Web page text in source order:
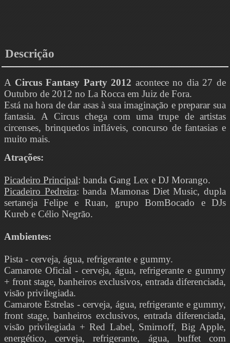
Descrição
A Circus Fantasy Party 2012 acontece no dia 27 de
Outubro de 2012 no La Rocca em Juiz de Fora.
Está na hora de dar asas à sua imaginação e preparar sua
fantasia. A Circus chega com uma trupe de artistas
circenses, brinquedos infláveis, concurso de fantasias e
muito mais.
Atrações:
Picadeiro Principal: banda Gang Lex e DJ Morango.
Picadeiro Pedreira: banda Mamonas Diet Music, dupla
sertaneja Felipe e Ruan, grupo BomBocado e DJs
Kureb e Célio Negrão.
Ambientes:
Pista - cerveja, água, refrigerante e gummy.
Camarote Oficial - cerveja, água, refrigerante e gummy
+ front stage, banheiros exclusivos, entrada diferenciada,
visão privilegiada.
Camarote Estrelas - cerveja, água, refrigerante e gummy,
front stage, banheiros exclusivos, entrada diferenciada,
visão privilegiada + Red Label, Smirnoff, Big Apple,
energético, cerveja, refrigerante, água, buffet com